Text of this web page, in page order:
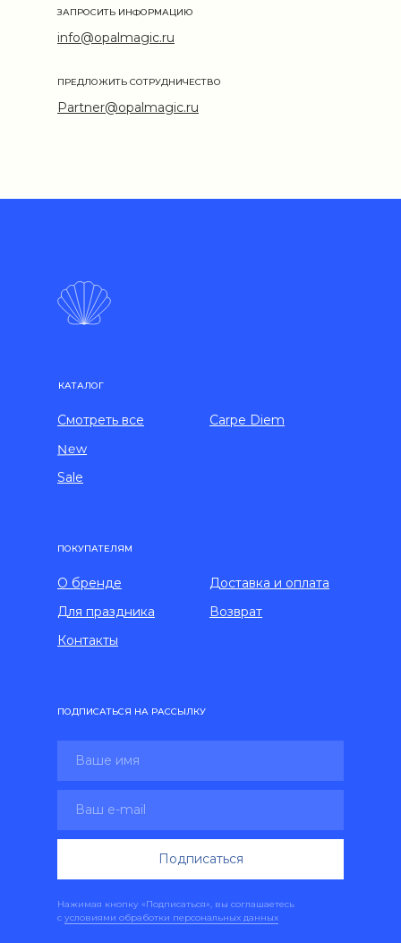
info@opalmagic.ru
ЗАПРОСИТЬ ИНФОРМАЦИЮ
Partner@opalmagic.ru
ПРЕДЛОЖИТЬ СОТРУДНИЧЕСТВО
О бренде
Доставка и оплата
Возврат
Нажимая кнопку «Подписаться», вы соглашаетесь
с условиями обработки персональных данных
Подписаться
КАТАЛОГ
ПОКУПАТЕЛЯМ
Carpe Diem
Смотреть все
New
Sale
ПОДПИСАТЬСЯ НА РАССЫЛКУ
Контакты
Для праздника